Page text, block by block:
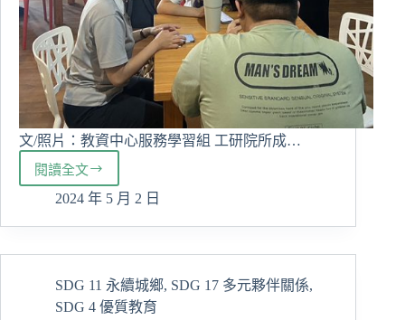
文/照片：教資中心服務學習組 工研院所成…
閱讀全文
教
資
服
學
習
2024 年 5 月 2 日
SDG 11 永續城鄉, SDG 17 多元夥伴關係,
SDG 4 優質教育